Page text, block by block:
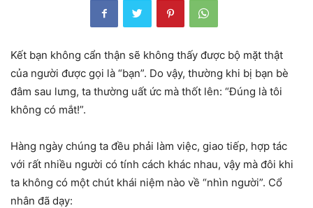
Kết bạn không cẩn thận sẽ không thấy được bộ mặt thật
của người được gọi là “bạn”. Do vậy, thường khi bị bạn bè
đâm sau lưng, ta thường uất ức mà thốt lên: “Đúng là tôi
không có mắt!”.
Hàng ngày chúng ta đều phải làm việc, giao tiếp, hợp tác
với rất nhiều người có tính cách khác nhau, vậy mà đôi khi
ta không có một chút khái niệm nào về “nhìn người”. Cổ
nhân đã dạy: